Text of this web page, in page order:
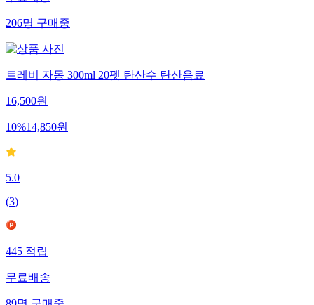
206명구매중
트레비 자몽 300ml 20펫 탄산수 탄산음료
16,500원
10%14,850원
5.0
(3)
445적립
무료배송